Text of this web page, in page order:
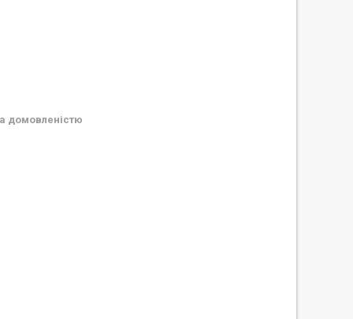
домовленістю